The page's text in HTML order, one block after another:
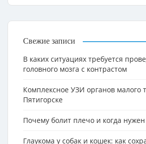
Свежие записи
В каких ситуациях требуется
головного мозга с контрастом
Комплексное УЗИ органов малого
Пятигорске
Почему болит плечо и когда
Глаукома у собак и кошек: как